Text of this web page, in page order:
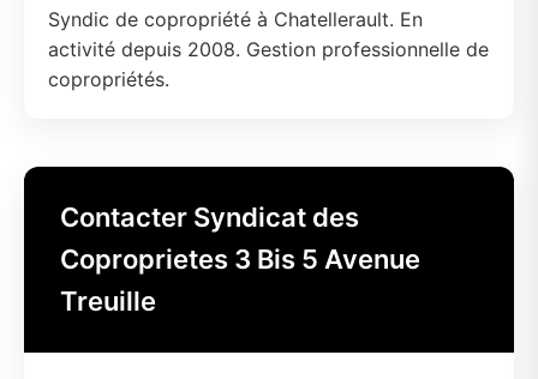
Syndic de copropriété à Chatellerault. En
activité depuis 2008. Gestion professionnelle de
copropriétés.
Contacter Syndicat des
Coproprietes 3 Bis 5 Avenue
Treuille